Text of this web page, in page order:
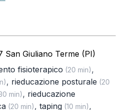
San Giuliano Terme (PI)
fisioterapico (20 min),
, rieducazione posturale (20
min), rieducazione
(20 min), taping(10 min),